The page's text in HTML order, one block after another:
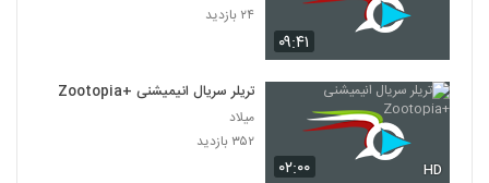
۰۹:۴۱
۲۴ بازدید
۰۲:۰۰ HD
تریلر سریال انیمیشنی +Zootopia
میلاد
۳۵۲ بازدید